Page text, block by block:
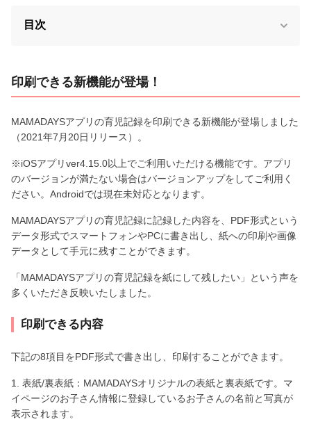
目次
印刷できる新機能が登場！
MAMADAYSアプリの育児記録を印刷できる新機能が登場しました
（2021年7月20日リリース）。
※iOSアプリver4.15.0以上でご利用いただける機能です。アプリ
のバージョンが満たない場合はバージョンアップをしてご利用く
ださい。Androidでは現在未対応となります。
MAMADAYSアプリの育児記録に記録した内容を、PDF形式という
データ形式でスマートフォンやPCに書き出し、紙への印刷や画像
データとして手元に残すことができます。
「MAMADAYSアプリの育児記録を紙にして残したい」という声を
多くいただき反映いたしました。
印刷できる内容
下記の8項目をPDF形式で書き出し、印刷することができます。
1. 表紙/裏表紙：MAMADAYSオリジナルの表紙と裏表紙です。マ
イページのお子さん情報に登録しているお子さんの名前と写真が
表示されます。